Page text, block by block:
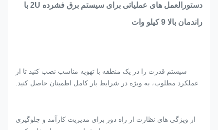
دستورالعمل های عملیاتی برای سیستم برق فشرده 2U با
راندمان بالا 9 کیلو وات
سیستم قدرت را در یک منطقه با تهویه مناسب نصب کنید تا از
عملکرد مطلوب، به ویژه در شرایط بار کامل اطمینان حاصل کنید.
از ویژگی های نظارت از راه دور برای مدیریت کارآمد و جلوگیری